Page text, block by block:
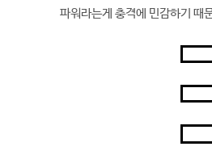
파워라는게 충격에 민감하기 때